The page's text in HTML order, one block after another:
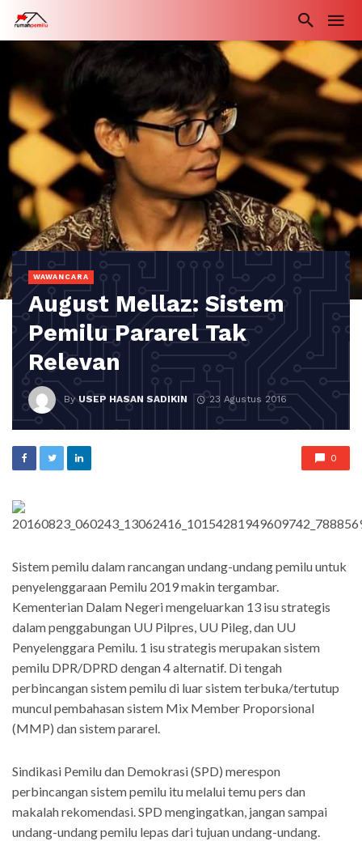
WAWANCARA
August Mellaz: Sistem
Pemilu Pararel Tak
Relevan
ByUSEP HASAN SADIKIN 23 Agustus 2016
0
Sistem pemilu dalam rancangan undang-undang pemilu untuk
penyelenggaraan Pemilu 2019 makin tergambar.
Kementerian Dalam Negeri mengeluarkan 13 isu strategis
dalam penggabungan UU Pilpres, UU Pileg, dan UU
Penyelenggara Pemilu. 1 isu strategis merupakan sistem
pemilu DPR/DPRD dengan 4 alternatif. Di tengah
perbincangan sistem pemilu di luar sistem terbuka/tertutup
muncul pembahasan sistem Mix Member Proporsional
(MMP) dan sistem pararel.
Sindikasi Pemilu dan Demokrasi (SPD) merespon
perbincangan sistem pemilu itu melalui temu pers dan
makalah rekomendasi. SPD mengingatkan, jangan sampai
undang-undang pemilu lepas dari tujuan undang-undang.